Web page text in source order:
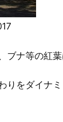
ナ等の紅葉
りをダイナ